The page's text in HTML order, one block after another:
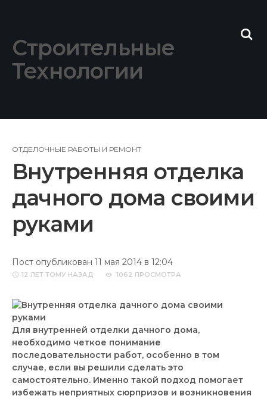
Строительные
Технологии
ОТДЕЛОЧНЫЕ РАБОТЫ И РЕМОНТ
Внутренняя отделка
дачного дома своими
руками
Пост опубликован 11 мая 2014 в 12:04
12 ЛЕТ ТОМУ НАЗАД 1062 ПРОСМОТРА
Для внутренней отделки дачного дома,
необходимо четкое понимание
последовательности работ, особенно в том
случае, если вы решили сделать это
самостоятельно. Именно такой подход помогает
избежать неприятных сюрпризов и возникновения